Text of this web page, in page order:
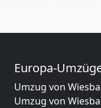
Europa-
Umzug von
Umzug von